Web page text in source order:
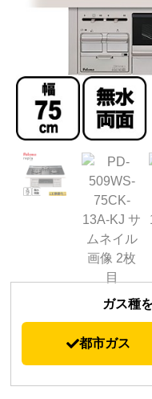
ガス種
都市ガス